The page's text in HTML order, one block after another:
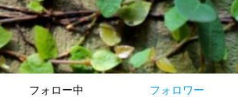
フォロー中 フォロワー